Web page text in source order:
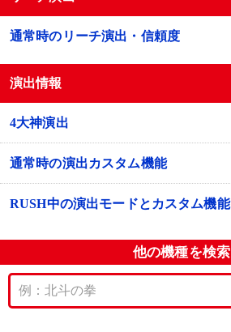
通常時のリーチ演出・信頼度
演出情報
4大神演出
通常時の演出カスタム機能
RUSH中の演出モードとカスタム機能
他の機種を検索